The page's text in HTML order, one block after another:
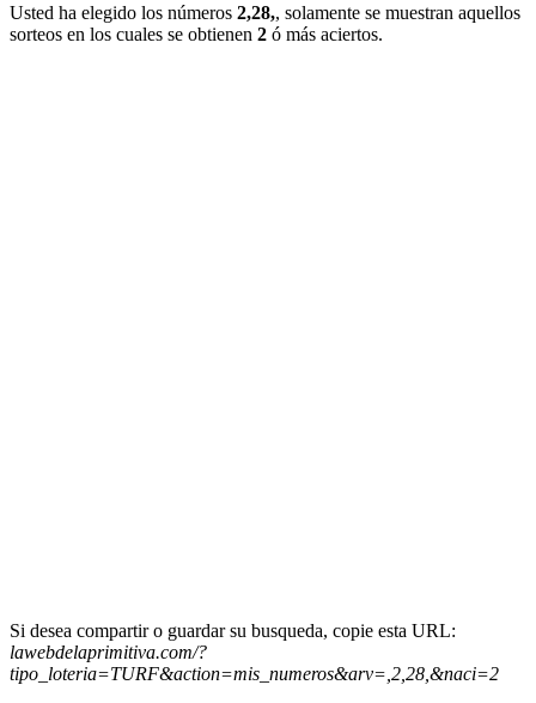
Usted ha elegido los números 2,28,, solamente se muestran aquellos
sorteos en los cuales se obtienen 2 ó más aciertos.
Si desea compartir o guardar su busqueda, copie esta URL:
lawebdelaprimitiva.com/?
tipo_loteria=TURF&action=mis_numeros&arv=,2,28,&naci=2